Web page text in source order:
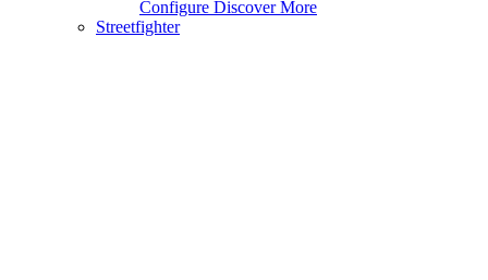
Configure Discover More
Streetfighter